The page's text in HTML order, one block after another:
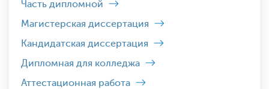
Часть дипломной
Магистерская диссертация
Кандидатская диссертация
Дипломная для колледжа
Аттестационная работа